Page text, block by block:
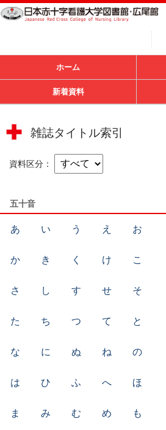
ホーム
新着資料
雑誌タイトル索引
資料区分
五十音
あ い う え お
か き く け こ
さ し す せ そ
た ち つ て と
な に ぬ ね の
は ひ ふ へ ほ
ま み む め も